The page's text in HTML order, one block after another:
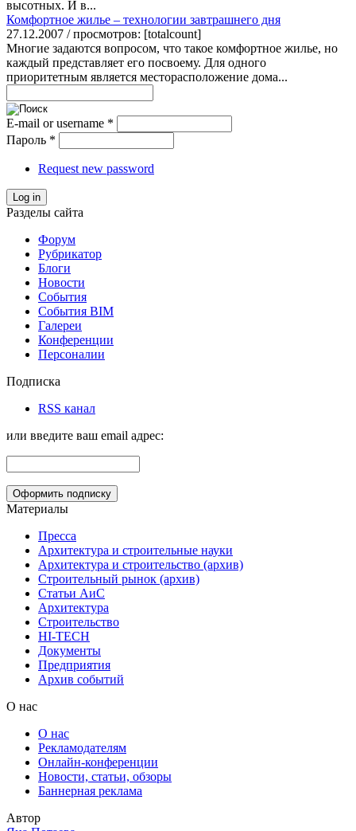
высотных. И в...
Комфортное жилье – технологии завтрашнего дня
27.12.2007 / просмотров: [totalcount]
Многие задаются вопросом, что такое комфортное жилье, но
каждый представляет его посвоему. Для одного
приоритетным является месторасположение дома...
E-mail or username *
Пароль *
Request new password
Log in
Разделы сайта
Форум
Рубрикатор
Блоги
Новости
События
События BIM
Галереи
Конференции
Персоналии
Подписка
RSS канал
или введите ваш email адрес:
Материалы
Пресса
Архитектура и строительные науки
Архитектура и строительство (архив)
Строительный рынок (архив)
Статьи АиС
Архитектура
Строительство
HI-TECH
Документы
Предприятия
Архив событий
О нас
О нас
Рекламодателям
Онлайн-конференции
Новости, статьи, обзоры
Баннерная реклама
Автор